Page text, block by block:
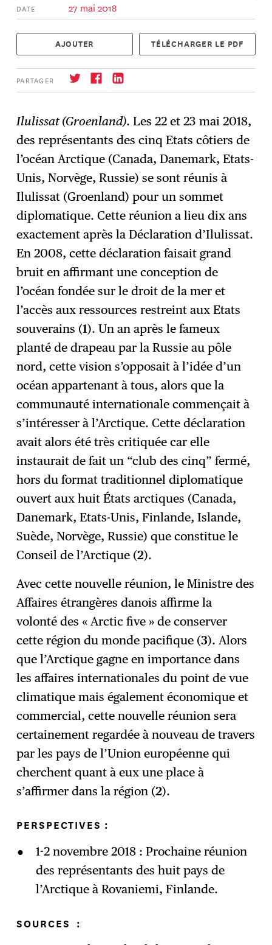
DATE 27 mai 2018
AJOUTER TÉLÉCHARGER LE PDF
PARTAGER
→ S'abonner
Ilulissat (Groenland). Les 22 et 23 mai 2018,
des représentants des cinq Etats côtiers de
l’océan Arctique (Canada, Danemark, Etats-
Unis, Norvège, Russie) se sont réunis à
Ilulissat (Groenland) pour un sommet
diplomatique. Cette réunion a lieu dix ans
exactement après la Déclaration d’Ilulissat.
En 2008, cette déclaration faisait grand
bruit en affirmant une conception de
l’océan fondée sur le droit de la mer et
l’accès aux ressources restreint aux Etats
souverains (1). Un an après le fameux
planté de drapeau par la Russie au pôle
nord, cette vision s’opposait à l’idée d’un
océan appartenant à tous, alors que la
communauté internationale commençait à
s’intéresser à l’Arctique. Cette déclaration
avait alors été très critiquée car elle
instaurait de fait un “club des cinq” fermé,
hors du format traditionnel diplomatique
ouvert aux huit États arctiques (Canada,
Danemark, Etats-Unis, Finlande, Islande,
Suède, Norvège, Russie) que constitue le
Conseil de l’Arctique (2).
Avec cette nouvelle réunion, le Ministre des
Affaires étrangères danois affirme la
volonté des « Arctic five » de conserver
cette région du monde pacifique (3). Alors
que l’Arctique gagne en importance dans
les affaires internationales du point de vue
climatique mais également économique et
commercial, cette nouvelle réunion sera
certainement regardée à nouveau de travers
par les pays de l’Union européenne qui
cherchent quant à eux une place à
s’affirmer dans la région (2).
PERSPECTIVES :
1-2 novembre 2018 : Prochaine réunion
des représentants des huit pays de
l’Arctique à Rovaniemi, Finlande.
SOURCES :